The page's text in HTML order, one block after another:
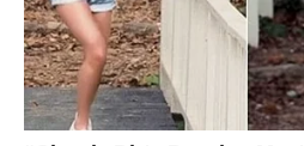
mjeru, već i preventivnu aktivnost.
signalizirati rane znakove problema
uvijek normalni, čime se pruža
djelovanje. U mnogim slučajevima,
CRP-a i fibrinogena može dovesti